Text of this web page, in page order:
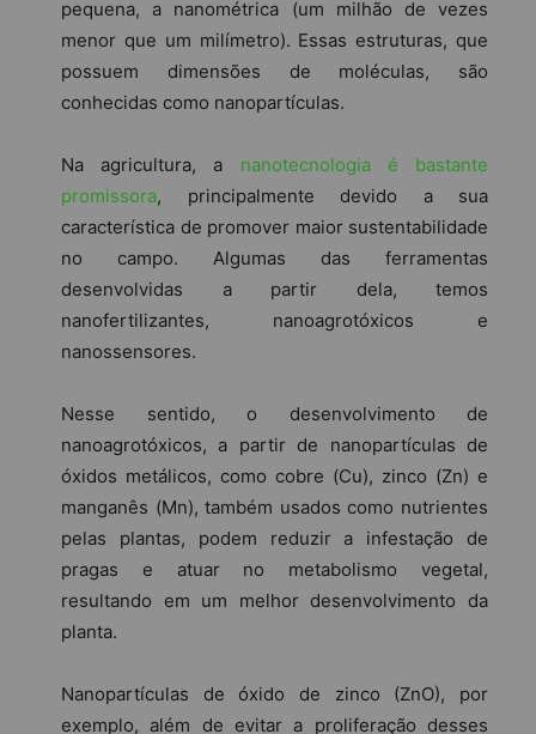
pequena, a nanométrica (um milhão de vezes
menor que um milímetro). Essas estruturas, que
possuem dimensões de moléculas, são
conhecidas como nanopartículas.
Na agricultura, a nanotecnologia é bastante
promissora, principalmente devido a sua
característica de promover maior sustentabilidade
no campo. Algumas das ferramentas
desenvolvidas a partir dela, temos
nanofertilizantes, nanoagrotóxicos e
nanossensores.
Nesse sentido, o desenvolvimento de
nanoagrotóxicos, a partir de nanopartículas de
óxidos metálicos, como cobre (Cu), zinco (Zn) e
manganês (Mn), também usados como nutrientes
pelas plantas, podem reduzir a infestação de
pragas e atuar no metabolismo vegetal,
resultando em um melhor desenvolvimento da
planta.
Nanopartículas de óxido de zinco (ZnO), por
exemplo, além de evitar a proliferação desses